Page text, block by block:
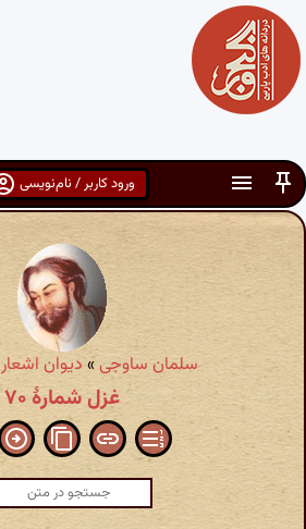
ورود کاربر / نام‌نویسی
سلمان ساوجی» دیوان اشعار
غزل شمارهٔ ۷۰